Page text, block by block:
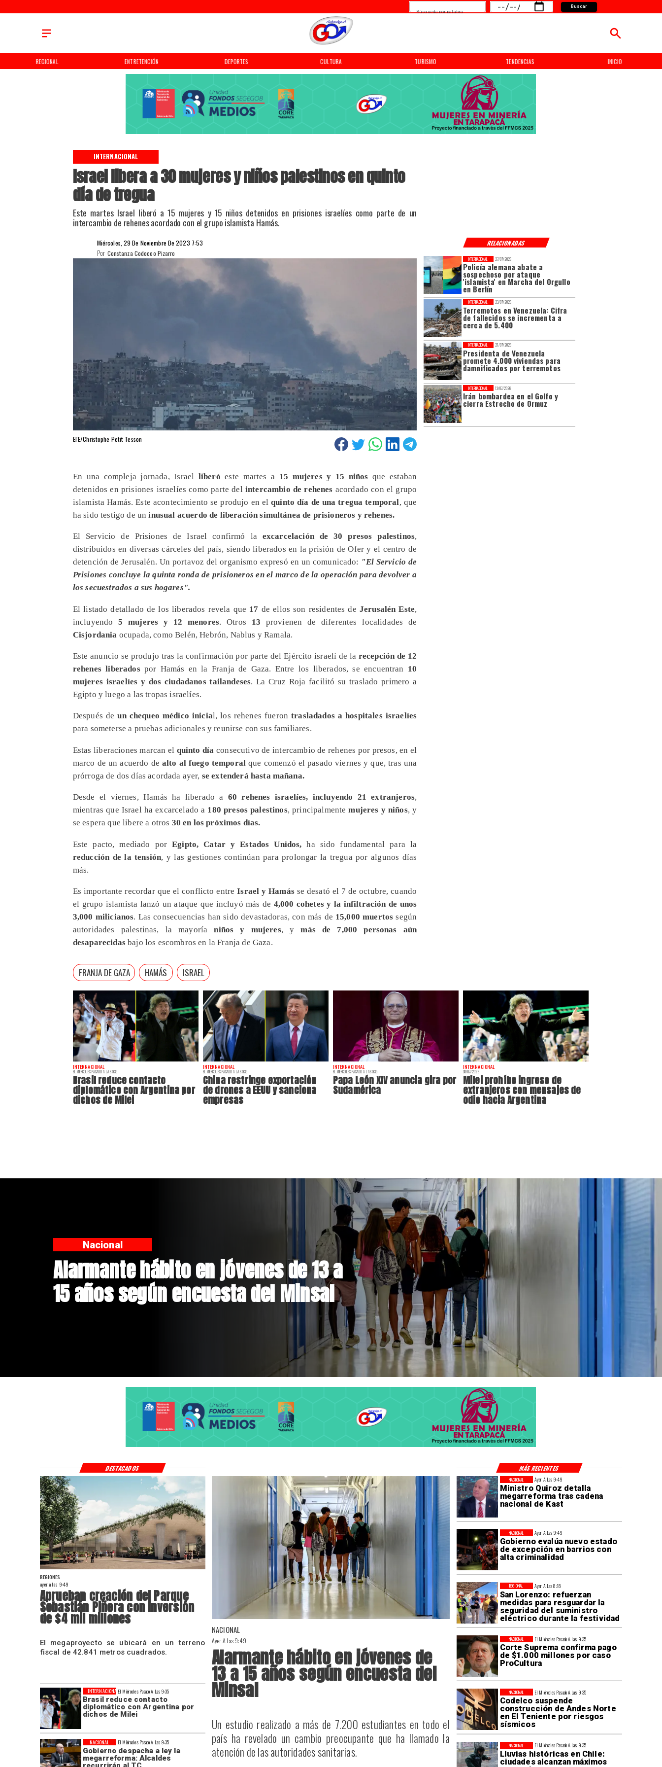
REGIONAL ENTRETENCIÓN DEPORTES CULTURA TURISMO TENDENCIAS INICIO
Buscar
Búsqueda por palabra
Israel libera a 30 mujeres y niños palestinos en quinto
día de tregua
Este martes Israel liberó a 15 mujeres y 15 niños detenidos en prisiones israelíes como parte de un
intercambio de rehenes acordado con el grupo islamista Hamás.
INTERNACIONAL
RELACIONADAS
Miércoles, 29 De Noviembre De 2023 7:53
Constanza Codoceo Pizarro
Por
EFE/Christophe Petit Tesson
INTERNACIONAL
EL MIÉRCOLES PASADO A LAS 9:35
Brasil reduce contacto
diplomático con Argentina por
dichos de Milei
INTERNACIONAL
EL MIÉRCOLES PASADO A LAS 9:35
China restringe exportación
de drones a EEUU y sanciona
empresas
INTERNACIONAL
EL MIÉRCOLES PASADO A LAS 9:35
Papa León XIV anuncia gira por
Sudamérica
INTERNACIONAL
30/07/2026
Milei prohíbe ingreso de
extranjeros con mensajes de
odio hacia Argentina
27/07/2026
Policía alemana abate a
sospechoso por ataque
'islamista' en Marcha del Orgullo
en Berlín
INTERNACIONAL
23/07/2026
Terremotos en Venezuela: Cifra
de fallecidos se incrementa a
cerca de 5.400
INTERNACIONAL
21/07/2026
Presidenta de Venezuela
promete 4.000 viviendas para
damnificados por terremotos
INTERNACIONAL
13/07/2026
Irán bombardea en el Golfo y
cierra Estrecho de Ormuz
INTERNACIONAL
En una compleja jornada, Israel liberó este martes a 15 mujeres y 15 niños que estaban
detenidos en prisiones israelíes como parte del intercambio de rehenes acordado con el grupo
islamista Hamás. Este acontecimiento se produjo en elquinto día de una tregua temporal, que
ha sido testigo de uninusual acuerdo de liberación simultánea de prisioneros y rehenes.
​El Servicio de Prisiones de Israel confirmó la excarcelación de 30 presos palestinos,
distribuidos en diversas cárceles del país, siendo liberados en la prisión de Ofer y el centro de
detención de Jerusalén. Un portavoz del organismo expresó en un comunicado: "El Servicio de
Prisiones concluye la quinta ronda de prisioneros en el marco de la operación para devolver a
los secuestrados a sus hogares".
​El listado detallado de los liberados revela que 17 de ellos son residentes de Jerusalén Este,
incluyendo 5 mujeres y 12 menores. Otros 13 provienen de diferentes localidades de
Cisjordania ocupada, como Belén, Hebrón, Nablus y Ramala.
​Este anuncio se produjo tras la confirmación por parte del Ejército israelí de la recepción de 12
rehenes liberadospor Hamás en la Franja de Gaza. Entre los liberados, se encuentran 10
mujeres israelíes y dos ciudadanos tailandeses. La Cruz Roja facilitó su traslado primero a
Egipto y luego a las tropas israelíes.
​Después deun chequeo médico inicial, los rehenes fuerontrasladados a hospitales israelíes
para someterse a pruebas adicionales y reunirse con sus familiares.
​Estas liberaciones marcan el quinto día consecutivo de intercambio de rehenes por presos, en el
marco de un acuerdo de alto al fuego temporal que comenzó el pasado viernes y que, tras una
prórroga de dos días acordada ayer, se extenderá hasta mañana.
​Desde el viernes, Hamás ha liberado a 60 rehenes israelíes, incluyendo 21 extranjeros,
mientras que Israel ha excarcelado a 180 presos palestinos, principalmentemujeres y niños, y
se espera que libere a otros 30 en los próximos días.
​Este pacto, mediado porEgipto, Catar y Estados Unidos, ha sido fundamental para la
reducción de la tensión, y las gestiones continúan para prolongar la tregua por algunos días
más.
​Es importante recordar que el conflicto entre Israel y Hamásse desató el 7 de octubre, cuando
el grupo islamista lanzó un ataque que incluyó más de 4,000 cohetes y la infiltración de unos
3,000 milicianos. Las consecuencias han sido devastadoras, con más de 15,000 muertossegún
autoridades palestinas, la mayoría niños y mujeres, ymás de 7,000 personas aún
desaparecidasbajo los escombros en la Franja de Gaza.
FRANJA DE GAZA HAMÁS ISRAEL
Aprueban creación del Parque
Sebastián Piñera con inversión de
Regiones
Ayer A Las 9:49
Ministro Quiroz detalla
megarreforma tras cadena
nacional de Kast
NACIONAL
Ayer A Las 9:49
Gobierno evalúa nuevo estado
de excepción en barrios con
alta criminalidad
NACIONAL
Ayer A Las 8:18
San Lorenzo: refuerzan
medidas para resguardar la
seguridad del suministro
eléctrico durante la festividad
REGIONAL
El Miércoles Pasado A Las 9:35
Corte Suprema confirma pago
de $1.000 millones por caso
ProCultura
NACIONAL
El Miércoles Pasado A Las 9:35
Codelco suspende
construcción de Andes Norte
en El Teniente por riesgos
sísmicos
NACIONAL
El Miércoles Pasado A Las 9:35
Lluvias históricas en Chile:
ciudades alcanzan máximos
NACIONAL
El Miércoles Pasado A Las 9:35
Brasil reduce contacto
diplomático con Argentina por
dichos de Milei
INTERNACIONAL
El Miércoles Pasado A Las 9:35
Gobierno despacha a ley la
megarreforma: Alcaldes
NACIONAL
REGIONES
ayer a las 9:49
Aprueban creación del Parque
Sebastián Piñera con inversión
de $4 mil millones
El megaproyecto se ubicará en un terreno
fiscal de 42.841 metros cuadrados.
NACIONAL
Ayer A Las 9:49
Alarmante hábito en jóvenes de
13 a 15 años según encuesta del
Minsal
Un estudio realizado a más de 7.200 estudiantes en todo el
país ha revelado un cambio preocupante que ha llamado la
atención de las autoridades sanitarias.
DESTACADOS MÁS RECIENTES